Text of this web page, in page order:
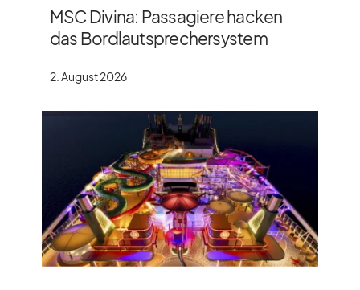
MSC Divina: Passagiere hacken
das Bordlautsprechersystem
2. August 2026